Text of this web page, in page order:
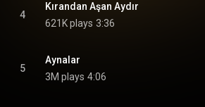
4
Kırandan Aşan Aydır
621K plays 3:36
5
Aynalar
3M plays 4:06